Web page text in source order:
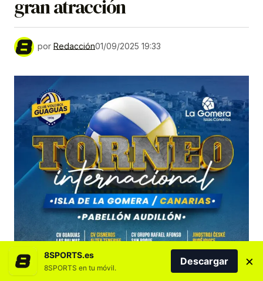
gran atracción
por Redacción01/09/2025 19:33
8SPORTS.es
8SPORTS en tu móvil.
Descargar ×